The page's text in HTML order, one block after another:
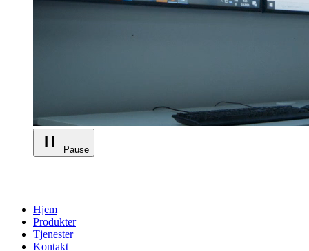
Pause
Hjem
Produkter
Tjenester
Kontakt